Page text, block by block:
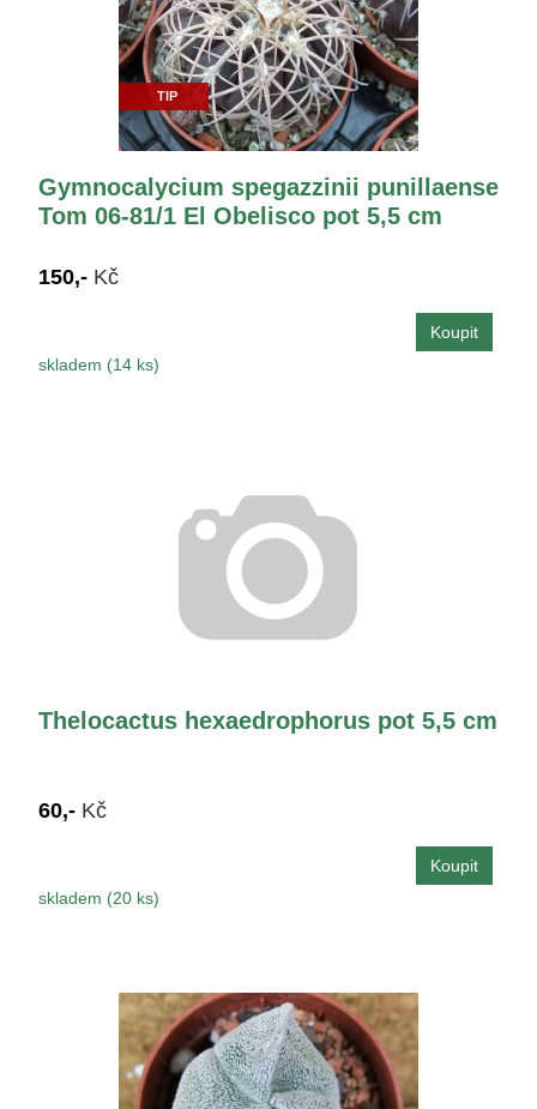
TIP
Gymnocalycium spegazzinii punillaense
Tom 06-81/1 El Obelisco pot 5,5 cm
150,- Kč
skladem (14 ks)
Thelocactus hexaedrophorus pot 5,5 cm
60,- Kč
skladem (20 ks)